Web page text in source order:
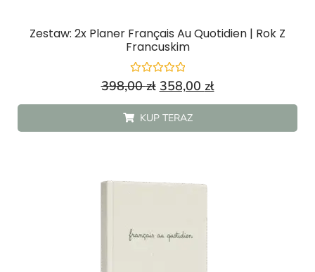
Zestaw: 2x Planer Français Au Quotidien | Rok Z
Francuskim
Oceniono
0
398,00zł 358,00 zł
KUP TERAZ